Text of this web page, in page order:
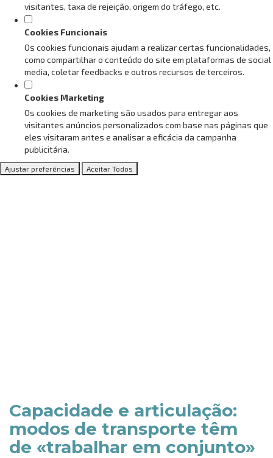
visitantes, taxa de rejeição, origem do tráfego, etc.
Cookies Funcionais
Os cookies funcionais ajudam a realizar certas funcionalidades,
como compartilhar o conteúdo do site em plataformas de social
media, coletar feedbacks e outros recursos de terceiros.
Cookies Marketing
Os cookies de marketing são usados para entregar aos
visitantes anúncios personalizados com base nas páginas que
eles visitaram antes e analisar a eficácia da campanha
publicitária.
Ajustar preferências Aceitar Todos
Capacidade e articulação:
modos de transporte têm
de «trabalhar em conjunto»